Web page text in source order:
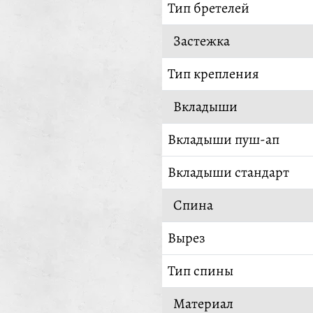
Тип бретелей
Застежка
Тип крепления
Вкладыши
Вкладыши пуш-ап
Вкладыши стандарт
Спина
Вырез
Тип спины
Материал